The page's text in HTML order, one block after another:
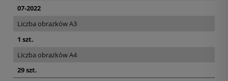
07-2022
Liczba obrazków A3
1 szt.
Liczba obrazków A4
29 szt.